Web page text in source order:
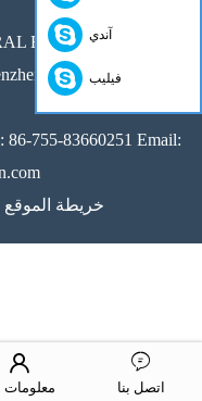
Building,Xixiang
86-755-83660251 Email:
خريطة الموقع
معلومات اتصل بنا
آندي
فيليب